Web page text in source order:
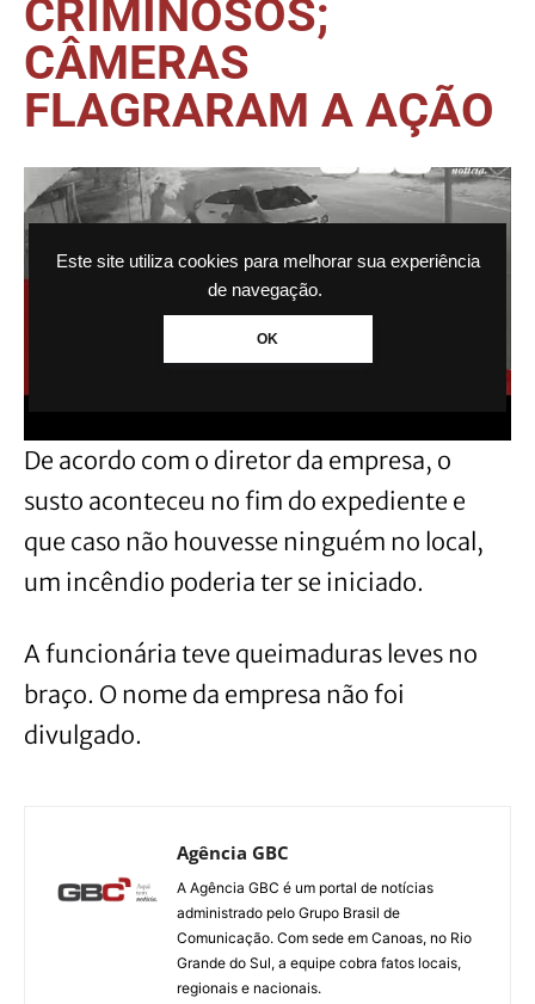
Este site utiliza cookies para melhorar sua experiência
de navegação.
OK
CRIMINOSOS;
CÂMERAS
FLAGRARAM A AÇÃO
De acordo com o diretor da empresa, o
susto aconteceu no fim do expediente e
que caso não houvesse ninguém no local,
um incêndio poderia ter se iniciado.
A funcionária teve queimaduras leves no
braço. O nome da empresa não foi
divulgado.
Agência GBC
A Agência GBC é um portal de notícias
administrado pelo Grupo Brasil de
Comunicação. Com sede em Canoas, no Rio
Grande do Sul, a equipe cobra fatos locais,
regionais e nacionais.